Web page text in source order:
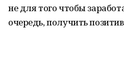
не для того чтобы
очередь, получить